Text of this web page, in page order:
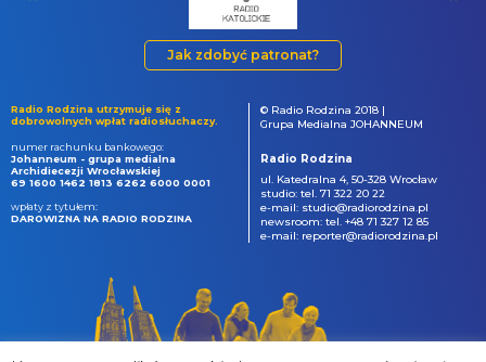
Jak zdobyć patronat?
Radio Rodzina utrzymuje się z
dobrowolnych wpłat radiosłuchaczy.
numer rachunku bankowego:
Johanneum - grupa medialna
Archidiecezji Wrocławskiej
69 1600 1462 1813 6262 6000 0001
wpłaty z tytułem:
DAROWIZNA NA RADIO RODZINA
© Radio Rodzina 2018 |
Grupa Medialna JOHANNEUM
Radio Rodzina
ul. Katedralna 4, 50-328 Wrocław
studio: tel. 71 322 20 22
e-mail: studio@radiorodzina.pl
newsroom: tel. +48 71 327 12 85
e-mail: reporter@radiorodzina.pl